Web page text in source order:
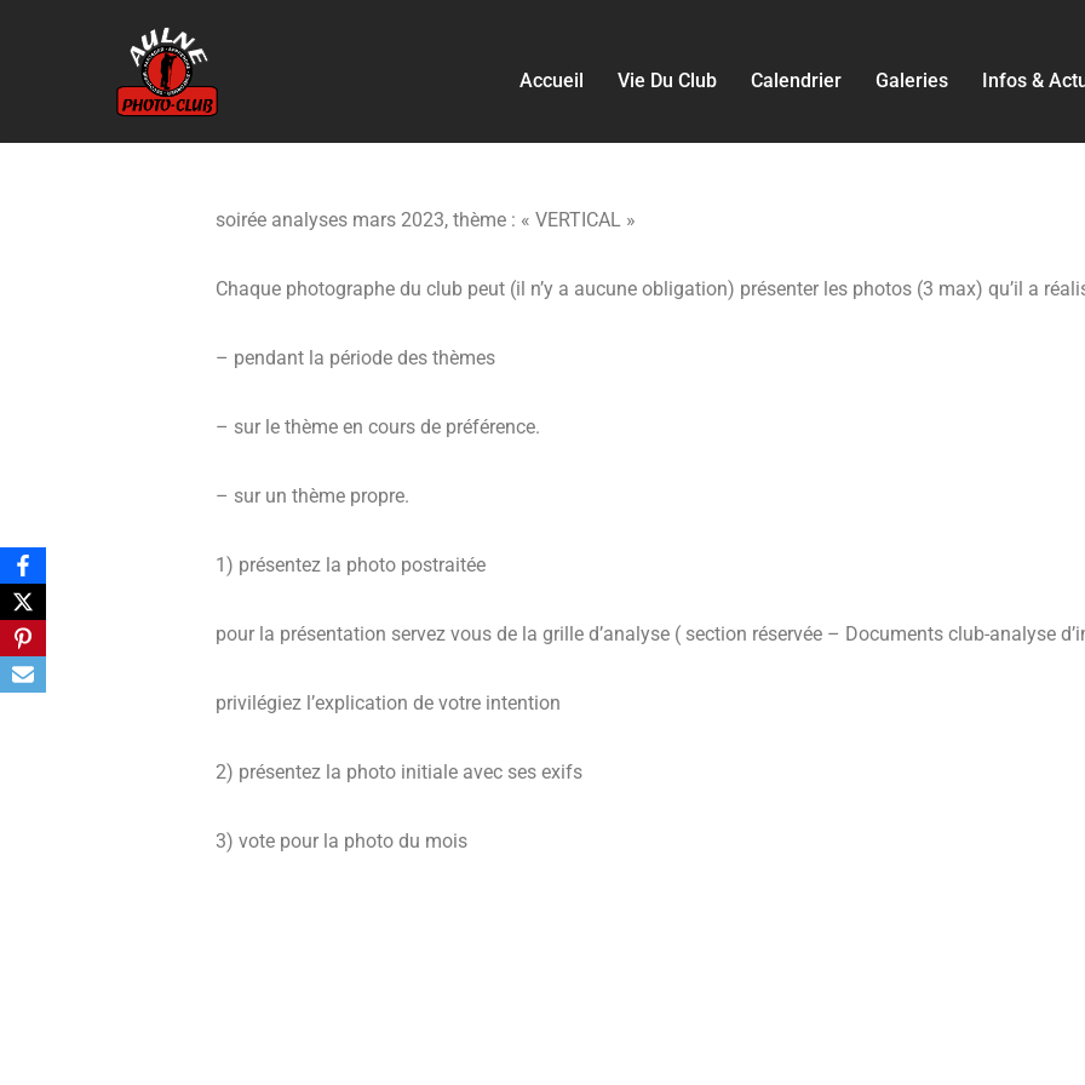
Accueil Vie Du Club Calendrier Galeries Infos &
soirée analyses mars 2023, thème : « VERTICAL »
Chaque photographe du club peut (il n’y a aucune obligation) présenter les photos (3 max) qu’il a
– pendant la période des thèmes
– sur le thème en cours de préférence.
– sur un thème propre.
1) présentez la photo postraitée
pour la présentation servez vous de la grille d’analyse ( section réservée – Documents club-analyse
privilégiez l’explication de votre intention
2) présentez la photo initiale avec ses exifs
3) vote pour la photo du mois